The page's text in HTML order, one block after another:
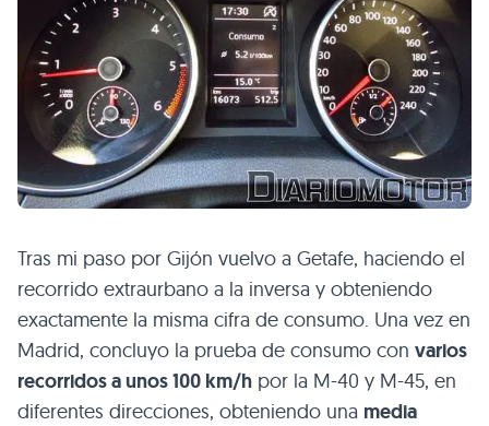
Tras mi paso por Gijón vuelvo a Getafe, haciendo el
recorrido extraurbano a la inversa y obteniendo
exactamente la misma cifra de consumo. Una vez en
Madrid, concluyo la prueba de consumo con varios
recorridos a unos 100 km/h por la M-40 y M-45, en
diferentes direcciones, obteniendo una media